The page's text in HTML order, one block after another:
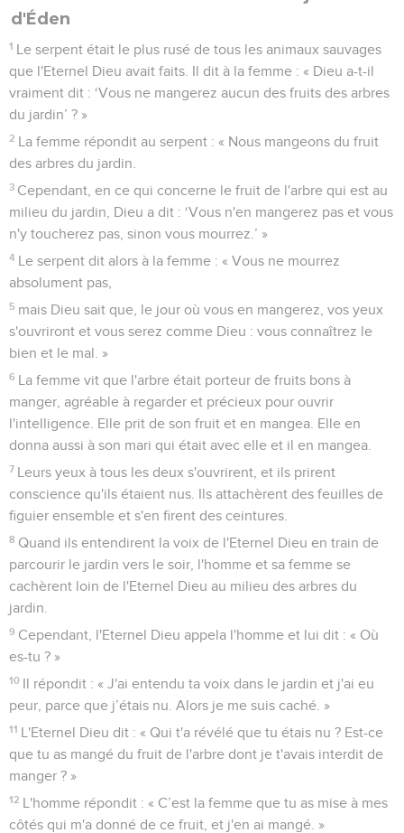
d'Éden
1 Le serpent était le plus rusé de tous les animaux sauvages
que l'Eternel Dieu avait faits. Il dit à la femme : « Dieu a-t-il
vraiment dit : ‘Vous ne mangerez aucun des fruits des arbres
du jardin’ ? »
2 La femme répondit au serpent : « Nous mangeons du fruit
des arbres du jardin.
3 Cependant, en ce qui concerne le fruit de l'arbre qui est au
milieu du jardin, Dieu a dit : ‘Vous n'en mangerez pas et vous
n'y toucherez pas, sinon vous mourrez.’ »
4 Le serpent dit alors à la femme : « Vous ne mourrez
absolument pas,
5 mais Dieu sait que, le jour où vous en mangerez, vos yeux
s'ouvriront et vous serez comme Dieu : vous connaîtrez le
bien et le mal. »
6 La femme vit que l'arbre était porteur de fruits bons à
manger, agréable à regarder et précieux pour ouvrir
l'intelligence. Elle prit de son fruit et en mangea. Elle en
donna aussi à son mari qui était avec elle et il en mangea.
7 Leurs yeux à tous les deux s'ouvrirent, et ils prirent
conscience qu'ils étaient nus. Ils attachèrent des feuilles de
figuier ensemble et s'en firent des ceintures.
8 Quand ils entendirent la voix de l'Eternel Dieu en train de
parcourir le jardin vers le soir, l'homme et sa femme se
cachèrent loin de l'Eternel Dieu au milieu des arbres du
jardin.
9 Cependant, l'Eternel Dieu appela l'homme et lui dit : « Où
es-tu ? »
10 Il répondit : « J'ai entendu ta voix dans le jardin et j'ai eu
peur, parce que j’étais nu. Alors je me suis caché. »
11 L'Eternel Dieu dit : « Qui t'a révélé que tu étais nu ? Est-ce
que tu as mangé du fruit de l'arbre dont je t'avais interdit de
manger ? »
12 L'homme répondit : « C’est la femme que tu as mise à mes
côtés qui m'a donné de ce fruit, et j'en ai mangé. »